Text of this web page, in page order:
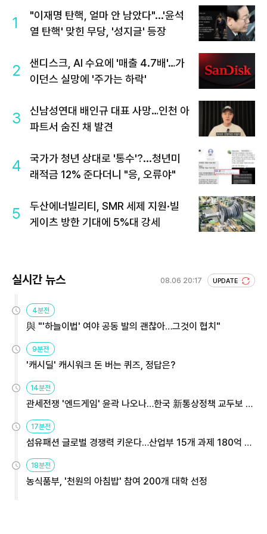
1
"이재명 탄핵, 얼마 안 남았다"...'윤석
열 탄핵' 맞힌 무당, '성지글' 등장
2
샌디스크, AI 수요에 '매출 4.7배'…가
이던스 실망에 '주가는 하락'
3
신남성연대 배인규 대표 사망…인천 아
파트서 숨진 채 발견
4
국가가 청년 상대로 '통수'?...청년미
래적금 12% 준다더니 "응, 오류야"
5
두산에너빌리티, SMR 세제 지원·빌
게이츠 방한 기대에 5%대 강세
실시간 뉴스 08.06 20:17 UPDATE
4분전
與 "'하늘이법' 여야 공동 발의 괜찮아…그것이 협치"
9분전
'캐시딜' 캐시워크 돈 버는 퀴즈, 정답은?
14분전
관세전쟁 '엔드게임' 윤곽 나오나…한국 新통상정책 교두보 활
용해야
17분전
섬유패션 글로벌 경쟁력 키운다…산업부 15개 과제 180억 지
원
18분전
농식품부, '천원의 아침밥' 참여 200개 대학 선정